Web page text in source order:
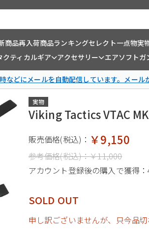
商品再入荷商品ランキングセレクト一点物実
クティカルギア アクセサリー エアソフトガ
などにメールを自動配信しています。メール
実物
Viking Tactics VTAC
販売価格(税込)： ￥9,150
参考価格(税込)：￥11,000
アカウント登録後の購入で獲得：
SOLD OUT
申し訳ございませんが、只今品切